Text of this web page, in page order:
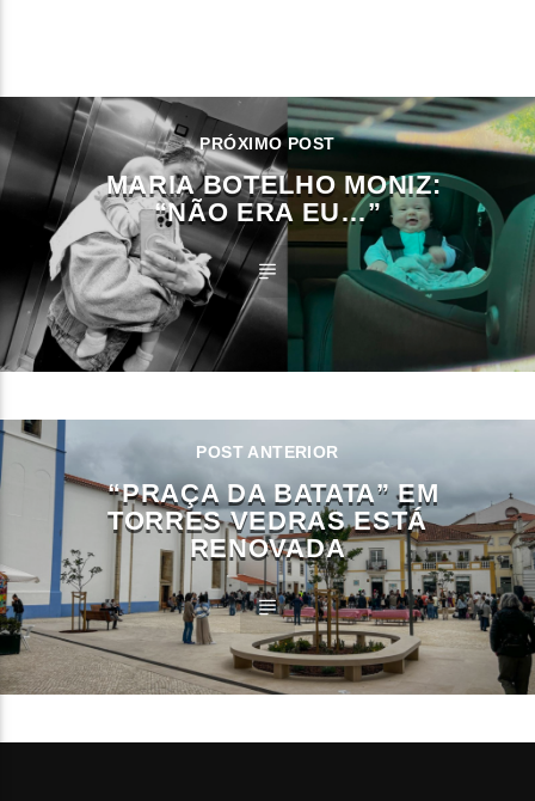
PRÓXIMO POST
MARIA BOTELHO MONIZ:
“NÃO ERA EU…”
POST ANTERIOR
“PRAÇA DA BATATA” EM
TORRES VEDRAS ESTÁ
RENOVADA